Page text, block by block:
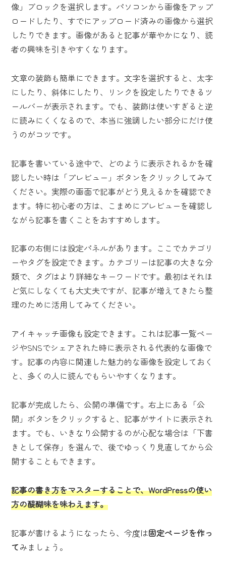
像」ブロックを選択します。パソコンから画像をアップ
ロードしたり、すでにアップロード済みの画像から選択
したりできます。画像があると記事が華やかになり、読
者の興味を引きやすくなります。
文章の装飾も簡単にできます。文字を選択すると、太字
にしたり、斜体にしたり、リンクを設定したりできるツ
ールバーが表示されます。でも、装飾は使いすぎると逆
に読みにくくなるので、本当に強調したい部分にだけ使
うのがコツです。
記事を書いている途中で、どのように表示されるかを確
認したい時は「プレビュー」ボタンをクリックしてみて
ください。実際の画面で記事がどう見えるかを確認でき
ます。特に初心者の方は、こまめにプレビューを確認し
ながら記事を書くことをおすすめします。
記事の右側には設定パネルがあります。ここでカテゴリ
ーやタグを設定できます。カテゴリーは記事の大きな分
類で、タグはより詳細なキーワードです。最初はそれほ
ど気にしなくても大丈夫ですが、記事が増えてきたら整
理のために活用してみてください。
アイキャッチ画像も設定できます。これは記事一覧ペー
ジやSNSでシェアされた時に表示される代表的な画像で
す。記事の内容に関連した魅力的な画像を設定しておく
と、多くの人に読んでもらいやすくなります。
記事が完成したら、公開の準備です。右上にある「公
開」ボタンをクリックすると、記事がサイトに表示され
ます。でも、いきなり公開するのが心配な場合は「下書
きとして保存」を選んで、後でゆっくり見直してから公
開することもできます。
記事の書き方をマスターすることで、WordPressの使い
方の醍醐味を味わえます。
記事が書けるようになったら、今度は固定ページを作っ
てみましょう。